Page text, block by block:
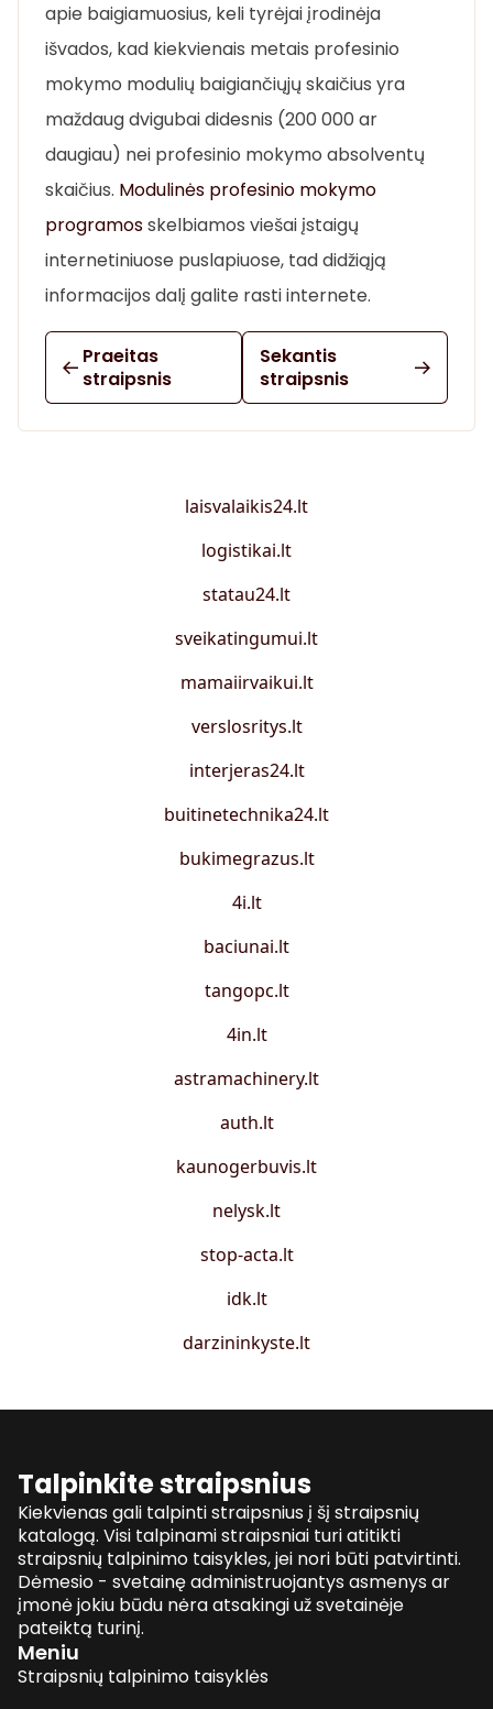
apie baigiamuosius, keli tyrėjai įrodinėja
išvados, kad kiekvienais metais profesinio
mokymo modulių baigiančiųjų skaičius yra
maždaug dvigubai didesnis (200 000 ar
daugiau) nei profesinio mokymo absolventų
skaičius. Modulinės profesinio mokymo
programosskelbiamos viešai įstaigų
internetiniuose puslapiuose, tad didžiąją
informacijos dalį galite rasti internete.
Praeitas
straipsnis
Sekantis
straipsnis
laisvalaikis24.lt
logistikai.lt
statau24.lt
sveikatingumui.lt
mamaiirvaikui.lt
verslosritys.lt
interjeras24.lt
buitinetechnika24.lt
bukimegrazus.lt
4i.lt
baciunai.lt
tangopc.lt
4in.lt
astramachinery.lt
auth.lt
kaunogerbuvis.lt
nelysk.lt
stop-acta.lt
idk.lt
darzininkyste.lt
Talpinkite straipsnius
Kiekvienas gali talpinti straipsnius į šį straipsnių
katalogą. Visi talpinami straipsniai turi atitikti
straipsnių talpinimo taisykles, jei nori būti patvirtinti.
Dėmesio - svetainę administruojantys asmenys ar
įmonė jokiu būdu nėra atsakingi už svetainėje
pateiktą turinį.
Meniu
Straipsnių talpinimo taisyklės